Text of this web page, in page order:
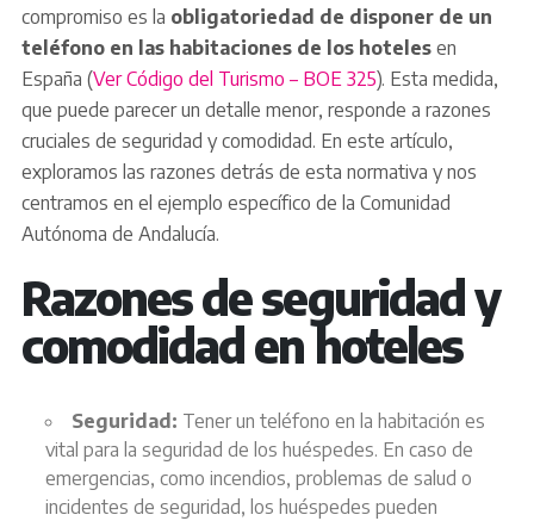
compromiso es la obligatoriedad de disponer de un
teléfono en las habitaciones de los hotelesen
España (Ver Código del Turismo – BOE 325). Esta medida,
que puede parecer un detalle menor, responde a razones
cruciales de seguridad y comodidad. En este artículo,
exploramos las razones detrás de esta normativa y nos
centramos en el ejemplo específico de la Comunidad
Autónoma de Andalucía.
Razones de seguridad y
comodidad en hoteles
Seguridad: Tener un teléfono en la habitación es
vital para la seguridad de los huéspedes. En caso de
emergencias, como incendios, problemas de salud o
incidentes de seguridad, los huéspedes pueden